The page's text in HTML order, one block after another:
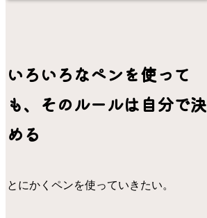
いろいろなペンを使って
も、そのルールは自分で決
める
とにかくペンを使っていきたい。